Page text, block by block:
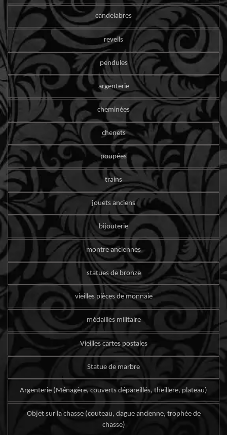
candelabres
reveils
pendules
argenterie
cheminées
chenets
poupées
trains
jouets anciens
bijouterie
montre anciennes
statues de bronze
vieilles pièces de monnaie
médailles militaire
Vieilles cartes postales
Statue de marbre
Argenterie (Ménagère, couverts dépareillés, theillere, plateau)
Objet sur la chasse (couteau, dague ancienne, trophée de
chasse)